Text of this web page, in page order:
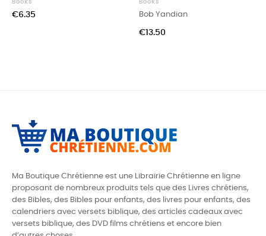
Books
Price
€6.35
Books
Bob Yandian
Price
€13.50
Ma Boutique Chrétienne est une Librairie Chrétienne en ligne
proposant de nombreux produits tels que des Livres chrétiens,
des Bibles, des Bibles pour enfants, des livres pour enfants, des
calendriers avec versets biblique, des articles cadeaux avec
versets biblique, des DVD films chrétiens et encore bien